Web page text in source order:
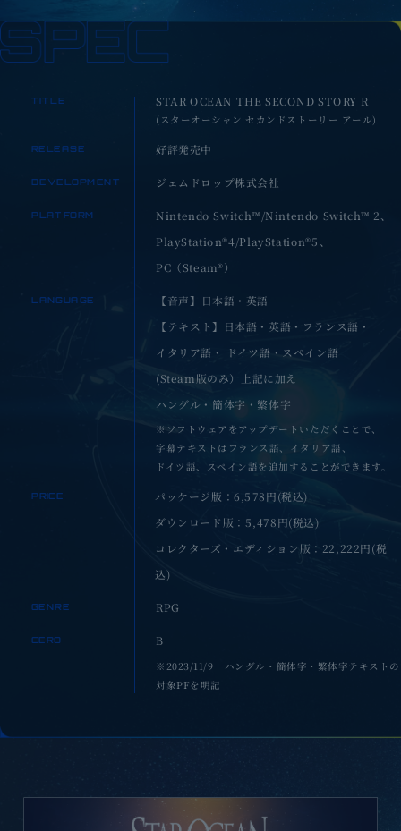
TITLE STAR OCEAN THE SECOND STORY R
(スターオーシャン セカンドストーリー アール)
RELEASE 好評発売中
DEVELOPMENT ジェムドロップ株式会社
PLATFORM Nintendo Switch™/Nintendo Switch™ 2、
PlayStation®4/PlayStation®5、
PC（Steam®）
LANGUAGE 【音声】日本語・英語
【テキスト】日本語・英語・フランス語・
イタリア語・ ドイツ語・スペイン語
(Steam版のみ）上記に加え
ハングル・簡体字・繁体字
※ソフトウェアをアップデートいただくことで、
字幕テキストは フランス語、イタリア語、
ドイツ語、スペイン語を 追加することができます。
PRICE パッケージ版：6,578円(税込)
ダウンロード版： 5,478円(税込)
コレクターズ・エディション版： 22,222円(税
込)
GENRE RPG
CERO B
※2023/11/9 ハングル・簡体字・繁体字テキストの
対象PFを明記